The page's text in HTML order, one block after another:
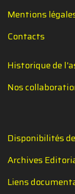
Mentions
Contacts
Historique de
Nos
Disponibilités
Archives
Liens